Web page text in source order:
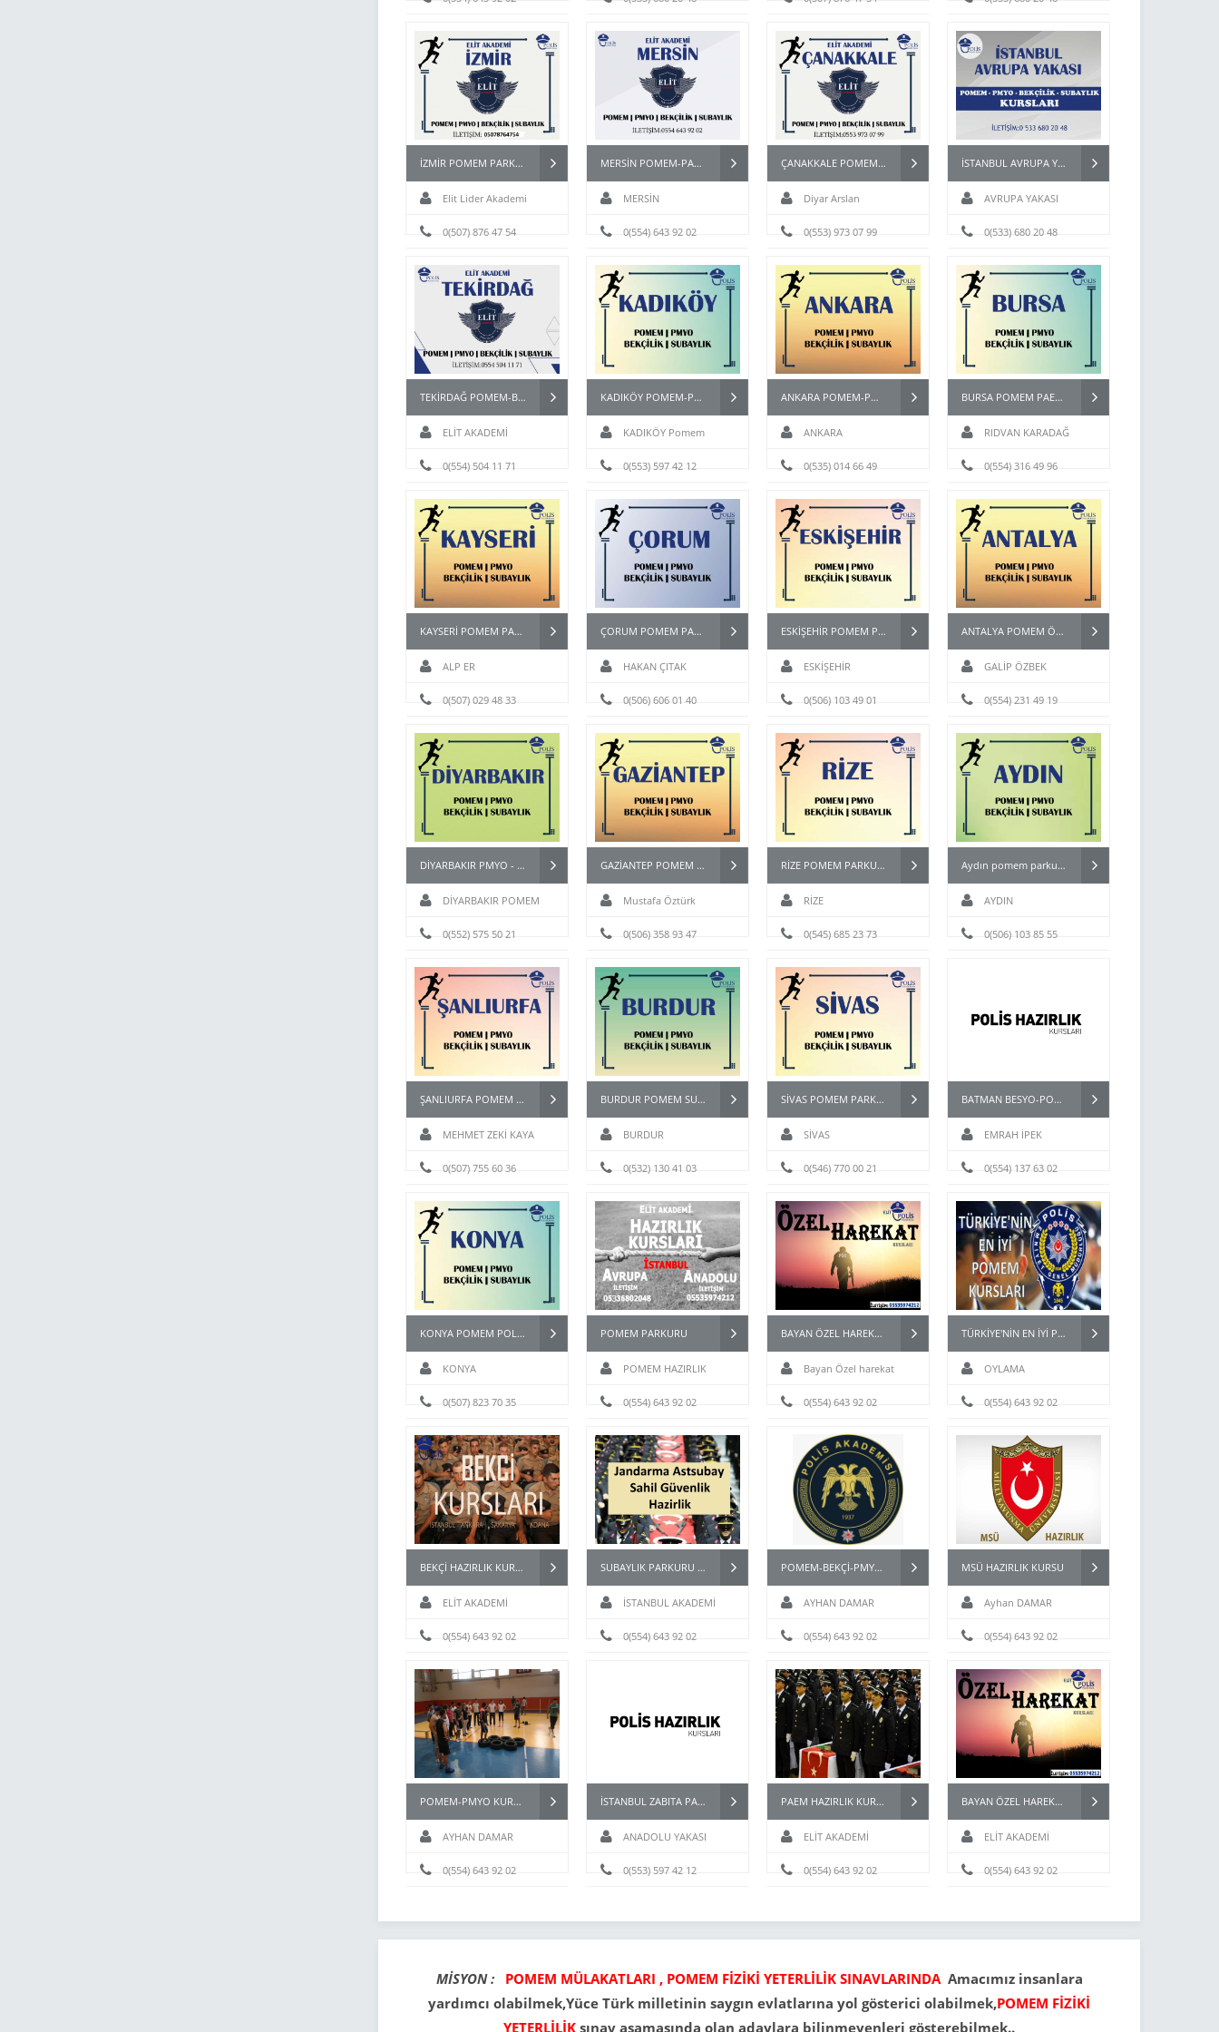
İZMİR POMEM PARKURLARI
Elit Lider Akademi
0(507) 876 47 54
MERSİN POMEM-PAEM-PMYO-PÖH- HAZIRLIK KURSU
MERSİN
0(554) 643 92 02
ÇANAKKALE POMEM HAZIRLIK KURSU
Diyar Arslan
0(553) 973 07 99
İSTANBUL AVRUPA YAKASI POMEM PARKURU
AVRUPA YAKASI
0(533) 680 20 48
TEKİRDAĞ POMEM-BEKÇİ-PMYO-PÖH- HAZIRLIK KURSU
ELİT AKADEMİ
0(554) 504 11 71
KADIKÖY POMEM-PAEM-PMYO-PÖH- HAZIRLIK KURSU
KADIKÖY Pomem
Hazırlık0(553) 597 42 12
ANKARA POMEM-PMYO-BEKÇİ HAZIRLIK KURSU
ANKARA
0(535) 014 66 49
BURSA POMEM PAEM BEKÇİ ASTSUBAY HAZIRLIK KURSU
RIDVAN KARADAĞ
0(554) 316 49 96
KAYSERİ POMEM PARKU KURSU
ALP ER
0(507) 029 48 33
ÇORUM POMEM PARKUR HAZIRLIK KURSU
HAKAN ÇITAK
0(506) 606 01 40
ESKİŞEHİR POMEM PMYO PÖH BEKÇİ KURSU
ESKİŞEHİR
0(506) 103 49 01
ANTALYA POMEM ÖZEL HAREKAT PAEM PMYO KURSU
GALİP ÖZBEK
0(554) 231 49 19
DİYARBAKIR PMYO - BAYAN PÖH - BEKÇİ - POMEM HAZIRLIK KURSU
DİYARBAKIR POMEM
HAZIRLIK KURSU
0(552) 575 50 21
GAZİANTEP POMEM PARKUR HAZIRLIK KURSU
Mustafa Öztürk
0(506) 358 93 47
RİZE POMEM PARKUR HAZIRLIK KURSU
RİZE
0(545) 685 23 73
Aydın pomem parkur hazırlık kursları
AYDIN
0(506) 103 85 55
ŞANLIURFA POMEM PAEM PMYO PÖH BEKÇİ KURSU
MEHMET ZEKİ KAYA
0(507) 755 60 36
BURDUR POMEM SUBAY BESYO HAZIRLIK KURSU
BURDUR
0(532) 130 41 03
SİVAS POMEM PARKUR
SİVAS
0(546) 770 00 21
BATMAN BESYO-POMEM HAZIRLIK KURSU
EMRAH İPEK
0(554) 137 63 02
KONYA POMEM POLİS HAZIRLIK KURSU
KONYA
0(507) 823 70 35
POMEM PARKURU
POMEM HAZIRLIK
0(554) 643 92 02
BAYAN ÖZEL HAREKAT (PÖH) KURSLARI
Bayan Özel harekat
kursu0(554) 643 92 02
TÜRKİYE'NİN EN İYİ POMEM KURSLARI
OYLAMA
0(554) 643 92 02
BEKÇİ HAZIRLIK KURSU
ELİT AKADEMİ
0(554) 643 92 02
SUBAYLIK PARKURU -JANDARMA ASTSUBAY-MSÜ FİZİKİ YETERLİLİK PARKURU
İSTANBUL AKADEMİ
0(554) 643 92 02
POMEM-BEKÇİ-PMYO-PÖH- HAZIRLIK KURSU İSTANBUL
AYHAN DAMAR
0(554) 643 92 02
MSÜ HAZIRLIK KURSU
Ayhan DAMAR
0(554) 643 92 02
POMEM-PMYO KURSLARI
AYHAN DAMAR
0(554) 643 92 02
İSTANBUL ZABITA PARKUR HAZIRLIK KURSU
ANADOLU YAKASI
0(553) 597 42 12
PAEM HAZIRLIK KURSU
ELİT AKADEMİ
0(554) 643 92 02
BAYAN ÖZEL HAREKAT (PÖH) KURSLARI
ELİT AKADEMİ
0(554) 643 92 02
MİSYON : POMEM MÜLAKATLARI , POMEM FİZİKİ YETERLİLİK SINAVLARINDAAmacımız insanlara
yardımcı olabilmek,Yüce Türk milletinin saygın evlatlarına yol gösterici olabilmek,POMEM FİZİKİ
YETERLİLİK sınav aşamasında olan adaylara bilinmeyenleri gösterebilmek..